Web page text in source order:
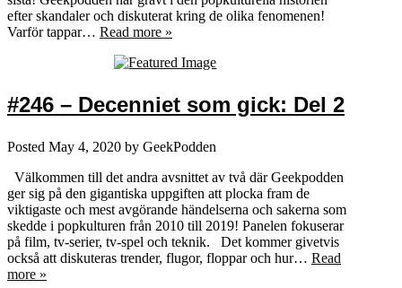
efter skandaler och diskuterat kring de olika fenomenen!
Varför tappar… Read more »
#246 – Decenniet som gick: Del 2
Posted May 4, 2020 by GeekPodden
Välkommen till det andra avsnittet av två där Geekpodden
ger sig på den gigantiska uppgiften att plocka fram de
viktigaste och mest avgörande händelserna och sakerna som
skedde i popkulturen från 2010 till 2019! Panelen fokuserar
på film, tv-serier, tv-spel och teknik. Det kommer givetvis
också att diskuteras trender, flugor, floppar och hur… Read
more »